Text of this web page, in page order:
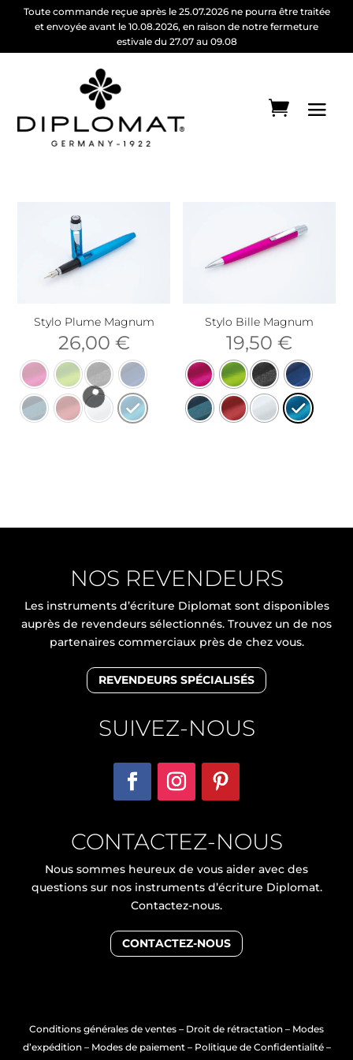
Toute commande reçue après le 25.07.2026 ne pourra être traitée
et envoyée avant le 10.08.2026, en raison de notre fermeture
estivale du 27.07 au 09.08
Stylo Plume Magnum
26,00 €
Stylo Bille Magnum
19,50 €
NOS REVENDEURS
Les instruments d’écriture Diplomat sont disponibles
auprès de revendeurs sélectionnés. Trouvez un de nos
partenaires commerciaux près de chez vous.
REVENDEURS SPÉCIALISÉS
SUIVEZ-NOUS
CONTACTEZ-NOUS
Nous sommes heureux de vous aider avec des
questions sur nos instruments d’écriture Diplomat.
Contactez-nous.
CONTACTEZ-NOUS
Conditions générales de ventes – Droit de rétractation – Modes
d’expédition– Modes de paiement– Politique de Confidentialité–